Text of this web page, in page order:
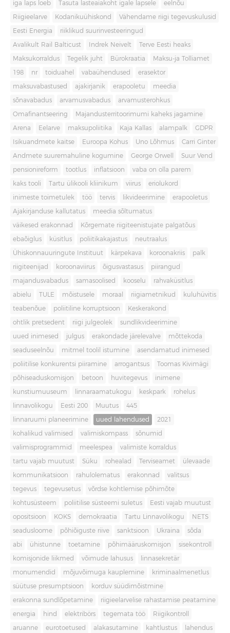
iga laps loeb Tasuta lasteaiakoht igale lapsele eelnõu
Riigieelarve Kodanikuühiskond Vähendame riigi tegevuskulusid
Eesti Energia riiklikud suurinvesteeringud
Avalikult Rail Balticust Indrek Neivelt Terve Eesti heaks
Maksukorraldus Tegelik juht Bürokraatia Maksu-ja Tolliamet
198 nr toiduahel vabaühendused erasektor
maksuvabastused ajakirjanik erapooletu meedia
sõnavabadus arvamusvabadus arvamusterohkus
Omafinantseering Majandusterritoorimumi kaheks jagamine
Arena Eelarve maksupoliitika Kaja Kallas alampalk GDPR
Isikuandmete kaitse Euroopa Kohus Uno Lõhmus Carri Ginter
Andmete suuremahuline kogumine George Orwell Suur Vend
pensionireform tootlus inflatsioon vaba on olla parem
kaks tooli Tartu ülikooli kliinikum viirus eriolukord
inimeste toimetulek töö tervis likvideerimine erapooletus
Ajakirjanduse kallutatus meedia sõltumatus
väikesed erakonnad Kõrgemate riigiteenistujate palgatõus
ebaõiglus küsitlus poliitikakajastus neutraalus
Ühiskonnauuringute Instituut kärpekava koroonakriis palk
riigiteenijad koroonaviirus õigusvastasus piirangud
majandusvabadus samasoolised kooselu rahvaküsitlus
abielu TULE mõistusele moraal riigiametnikud kuluhüvitis
teabenõue poliitiline korruptsioon Keskerakond
ohtlik pretsedent riigi julgeolek sundlikvideerimine
uued inimesed julgus erakondade järelevalve mõttekoda
seaduseelnõu mitmel toolil istumine asendamatud inimesed
poliitilise konkurentsi piiramine arrogantsus Toomas Kivimägi
põhiseaduskomisjon betoon huvitegevus inimene
kunstiumuuseum linnaraamatukogu keskpark rohelus
linnavolikogu Eesti 200 Muutus 445
linnaruumi planeerimine uued lahendused 2021
kohalikud valimised valimiskompass sõnumid
valimisprogrammid meelespea valimiste korraldus
tartu vajab muutust Süku rohealad Terviseamet ülevaade
kommunikatsioon rahulolematus erakonnad valitsus
tegevus tegevusetus võrdse kohtlemise põhimõte
kohtusüsteem poliitilise süsteemi suletus Eesti vajab muutust
opositsioon KOKS demokraatia Tartu Linnavolikogu NETS
seadusloome põhiõiguste riive sanktsioon Ukraina sõda
abi ühistunne toetamine põhimääruskomisjon sisekontroll
komisjonide liikmed võimude lahusus linnasekretär
monumendid mõjuvõimuga kauplemine kriminaalmenetlus
süütuse presumptsioon korduv süüdimõistmine
erakonna sundlõpetamine riigieelarvelise rahastamise peatamine
energia hind elektribörs tegemata töö Riigikontroll
aruanne eurotoetused alakasutamine kahtlustus lahendus